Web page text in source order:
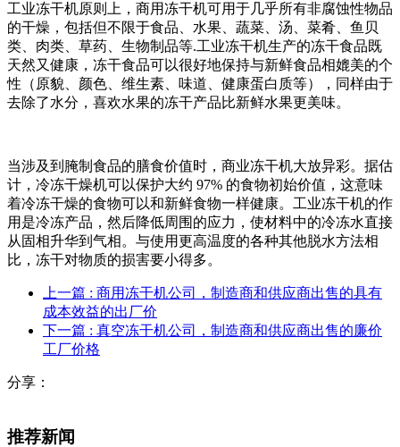
工业冻干机原则上，商用冻干机可用于几乎所有非腐蚀性物品
的干燥，包括但不限于食品、水果、蔬菜、汤、菜肴、鱼贝
类、肉类、草药、生物制品等.工业冻干机生产的冻干食品既
天然又健康，冻干食品可以很好地保持与新鲜食品相媲美的个
性（原貌、颜色、维生素、味道、健康蛋白质等），同样由于
去除了水分，喜欢水果的冻干产品比新鲜水果更美味。
当涉及到腌制食品的膳食价值时，商业冻干机大放异彩。据估
计，冷冻干燥机可以保护大约 97% 的食物初始价值，这意味
着冷冻干燥的食物可以和新鲜食物一样健康。工业冻干机的作
用是冷冻产品，然后降低周围的应力，使材料中的冷冻水直接
从固相升华到气相。与使用更高温度的各种其他脱水方法相
比，冻干对物质的损害要小得多。
上一篇 : 商用冻干机公司，制造商和供应商出售的具有
成本效益的出厂价
下一篇 : 真空冻干机公司，制造商和供应商出售的廉价
工厂价格
分享：
推荐新闻